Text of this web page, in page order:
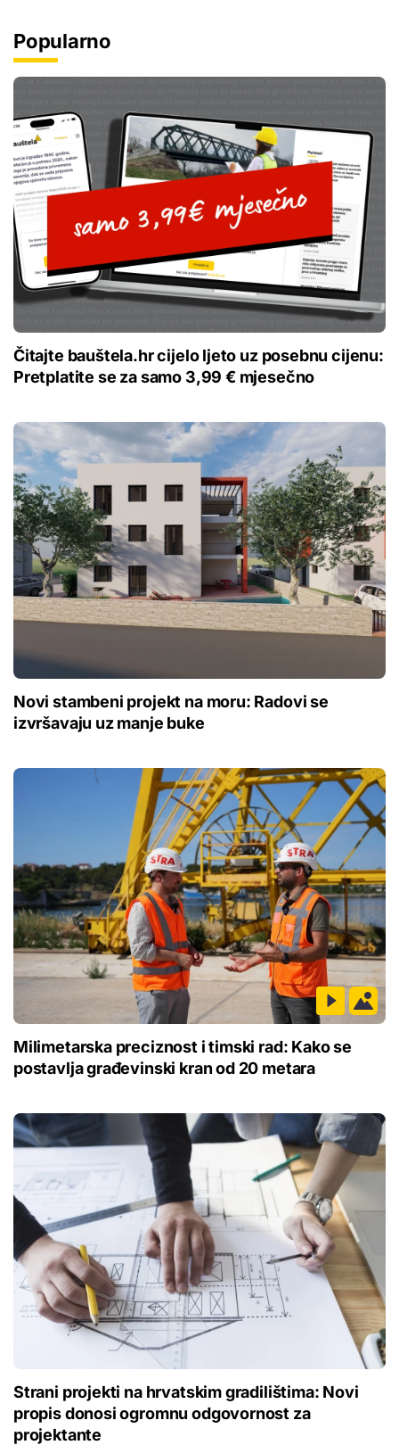
Popularno
Čitajte bauštela.hr cijelo ljeto uz posebnu cijenu:
Pretplatite se za samo 3,99 € mjesečno
Novi stambeni projekt na moru: Radovi se
izvršavaju uz manje buke
Milimetarska preciznost i timski rad: Kako se
postavlja građevinski kran od 20 metara
Strani projekti na hrvatskim gradilištima: Novi
propis donosi ogromnu odgovornost za
projektante